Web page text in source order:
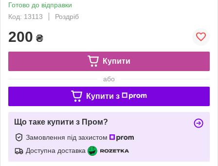
Готово до відправки
Код: 13113
Роздріб
200 ₴
Купити
або
Купити з
Що таке купити з Пром?
Замовлення під захистом
Доступна доставка